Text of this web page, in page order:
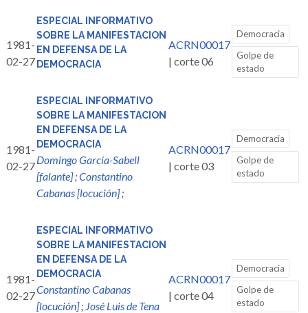
1981-
02-27
ESPECIAL INFORMATIVO
SOBRE LA MANIFESTACION
EN DEFENSA DE LA
DEMOCRACIA
ACRN00017
| corte 06
Democracia
Golpe de
estado
1981-
02-27
ESPECIAL INFORMATIVO
SOBRE LA MANIFESTACION
EN DEFENSA DE LA
DEMOCRACIA
Domingo García-Sabell
[falante];Constantino
Cabanas [locución];
ACRN00017
| corte 03
Democracia
Golpe de
estado
1981-
02-27
ESPECIAL INFORMATIVO
SOBRE LA MANIFESTACION
EN DEFENSA DE LA
DEMOCRACIA
Constantino Cabanas
[locución]; José Luis de Tena
ACRN00017
| corte 04
Democracia
Golpe de
estado